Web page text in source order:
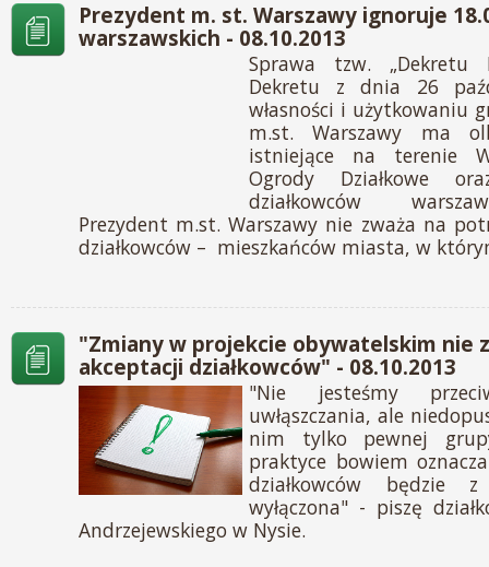
Prezydent m. st. Warszawy ignoruje
warszawskich - 08.10.2013
Sprawa tzw. „Dekretu
Dekretu z dnia 26
własności i użytkowaniu
m.st. Warszawy ma
istniejące na terenie
Ogrody Działkowe
działkowców
Prezydent m.st. Warszawy nie zważa na
działkowców – mieszkańców miasta, w
"Zmiany w projekcie obywatelskim nie
akceptacji działkowców" - 08.10.2013
"Nie jesteśmy
uwłąszczania, ale
nim tylko pewnej
praktyce bowiem
działkowców będzie
wyłączona" - piszę
Andrzejewskiego w Nysie.